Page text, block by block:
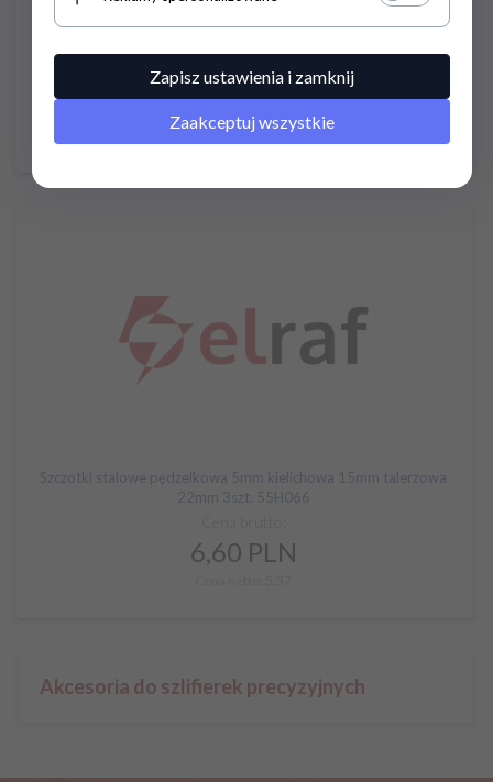
Nawiertak 4,5-12mm WF2545000
Cena brutto:
28,68PLN
Cena netto: 23,32
Szczotki stalowe pędzelkowa 5mm kielichowa 15mm talerzowa
22mm 3szt. 55H066
6,60 PLN
Akcesoria do szlifierek precyzyjnych
Zapisz ustawienia i zamknij
Zaakceptuj wszystkie